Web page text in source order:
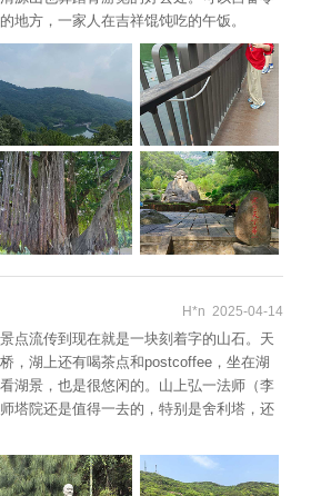
地方，一家人在吉祥馄饨吃的午饭。
H*n 2025-04-14
点流传到现在就是一块刻着字的山石。天
，湖上还有喝茶点和postcoffee，坐在湖
湖景，也是很悠闲的。山上弘一法师（李
塔院还是值得一去的，特别是舍利塔，还